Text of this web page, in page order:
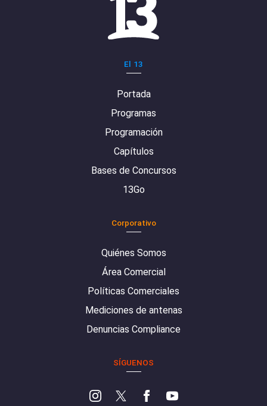
El 13
Portada
Programas
Programación
Capítulos
Bases de Concursos
13Go
Corporativo
Quiénes Somos
Área Comercial
Políticas Comerciales
Mediciones de antenas
Denuncias Compliance
SÍGUENOS